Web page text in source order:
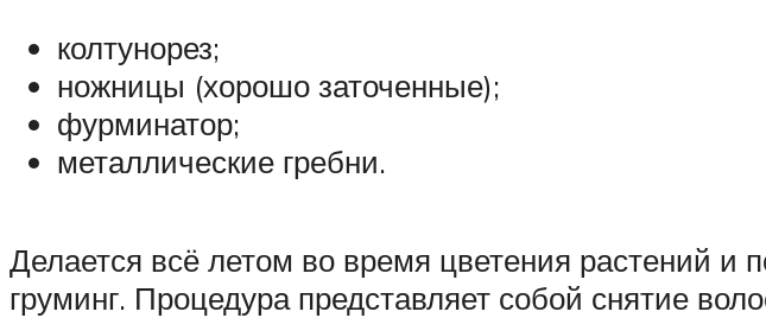
колтунорез;
ножницы (хорошо заточенные);
фурминатор;
металлические гребни.
Делается всё летом во время цветения растений и
груминг. Процедура представляет собой снятие